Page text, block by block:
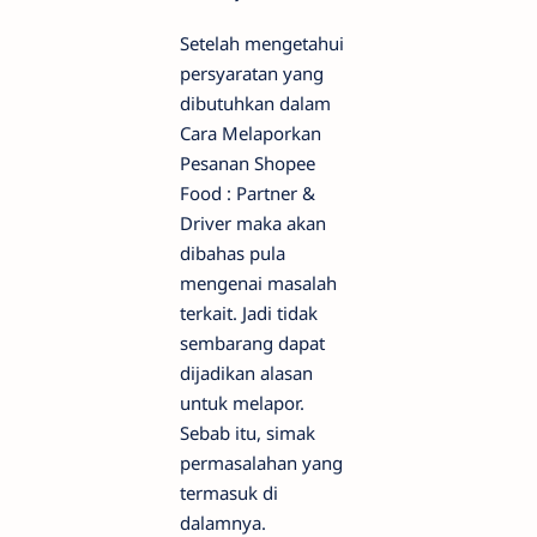
Setelah mengetahui
persyaratan yang
dibutuhkan dalam
Cara Melaporkan
Pesanan Shopee
Food : Partner &
Driver maka akan
dibahas pula
mengenai masalah
terkait. Jadi tidak
sembarang dapat
dijadikan alasan
untuk melapor.
Sebab itu, simak
permasalahan yang
termasuk di
dalamnya.